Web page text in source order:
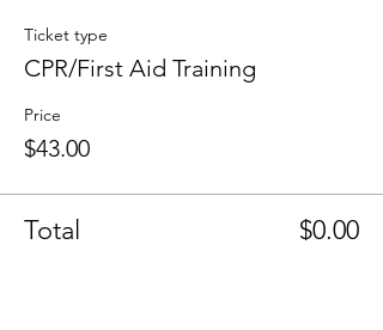
Ticket type
CPR/First Aid Training
Price
$43.00
Total $0.00